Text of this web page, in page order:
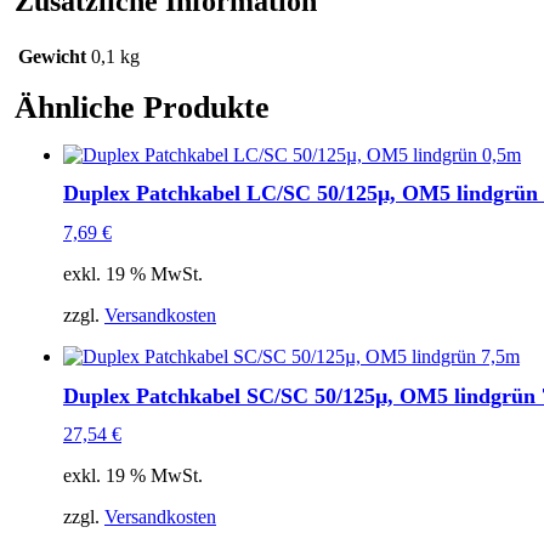
Gewicht 0,1 kg
Ähnliche Produkte
Duplex Patchkabel LC/SC 50/125µ, OM5 lindgrün
7,69 €
exkl. 19 % MwSt.
zzgl. Versandkosten
Duplex Patchkabel SC/SC 50/125µ, OM5 lindgrün
27,54 €
exkl. 19 % MwSt.
zzgl. Versandkosten